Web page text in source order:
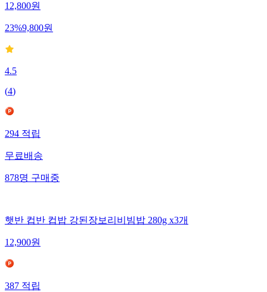
12,800원
23%9,800원
4.5
(4)
294 적립
무료배송
878명 구매중
햇반 컵반 컵밥 강된장보리비빔밥 280g x3개
12,900원
387 적립